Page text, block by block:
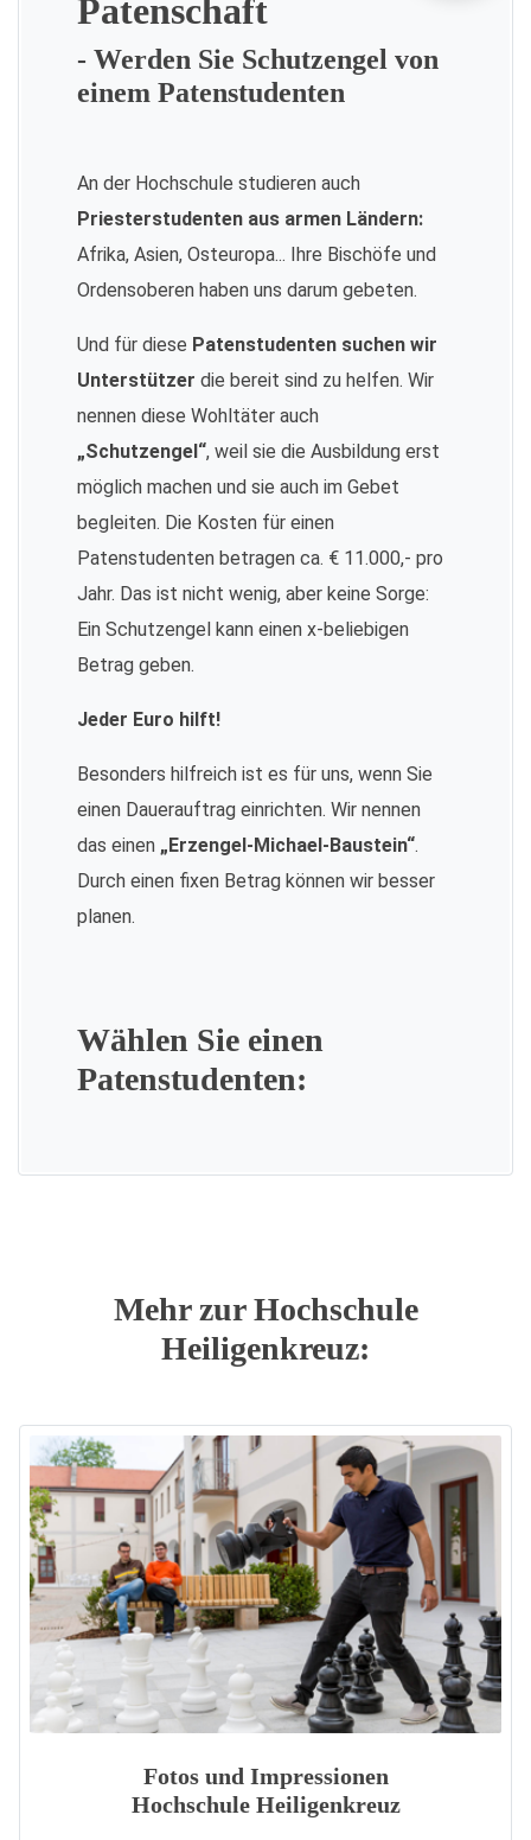
Patenschaft
- Werden Sie Schutzengel von
einem Patenstudenten
An der Hochschule studieren auch
Priesterstudenten aus armen Ländern:
Afrika, Asien, Osteuropa... Ihre Bischöfe und
Ordensoberen haben uns darum gebeten.
Und für diese Patenstudenten suchen wir
Unterstützer die bereit sind zu helfen. Wir
nennen diese Wohltäter auch
„Schutzengel“, weil sie die Ausbildung erst
möglich machen und sie auch im Gebet
begleiten. Die Kosten für einen
Patenstudenten betragen ca. € 11.000,- pro
Jahr. Das ist nicht wenig, aber keine Sorge:
Ein Schutzengel kann einen x-beliebigen
Betrag geben.
Jeder Euro hilft!
Besonders hilfreich ist es für uns, wenn Sie
einen Dauerauftrag einrichten. Wir nennen
das einen „Erzengel-Michael-Baustein“.
Durch einen fixen Betrag können wir besser
planen.
Wählen Sie einen
Patenstudenten:
Mehr zur Hochschule
Heiligenkreuz:
Fotos und Impressionen
Hochschule Heiligenkreuz